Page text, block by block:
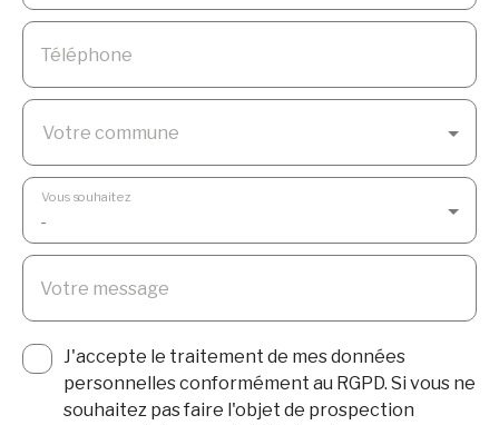
Téléphone
Votre commune
-
Vous souhaitez
Votre message
J'accepte le traitement de mes données
personnelles conformément au RGPD. Si vous ne
souhaitez pas faire l'objet de prospection